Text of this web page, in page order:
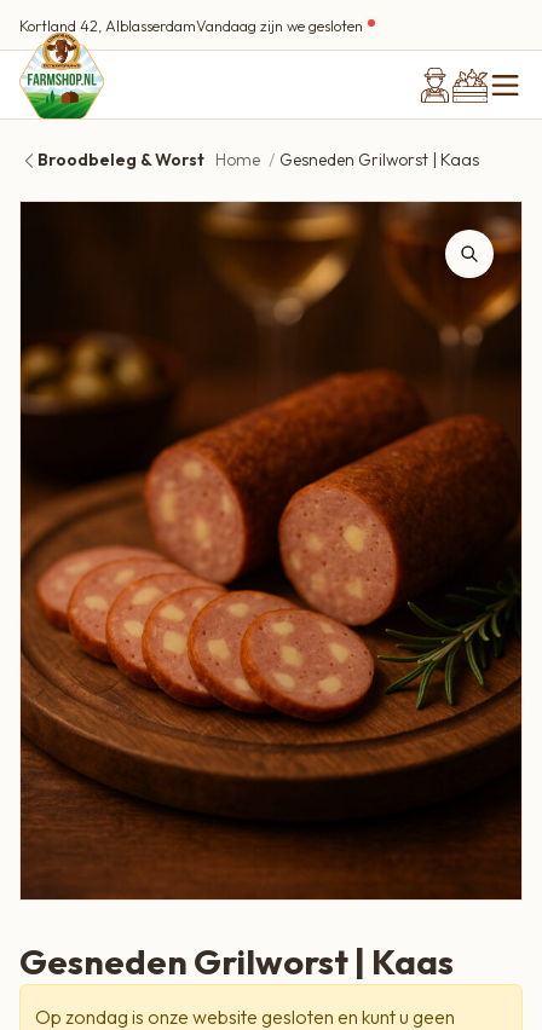
Kortland 42, AlblasserdamVandaag zijn we gesloten
Broodbeleg & Worst Home Gesneden Grilworst | Kaas
Gesneden Grilworst | Kaas
Op zondag is onze website gesloten en kunt u geen